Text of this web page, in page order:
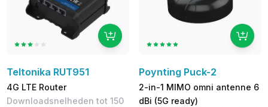
Teltonika RUT951
4G LTE Router
Downloadsnelheden tot 150
Poynting Puck-2
2-in-1 MIMO omni antenne 6
dBi (5G ready)